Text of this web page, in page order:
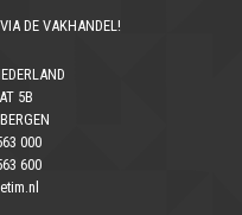
DE VAKHANDEL!
5B
000
600